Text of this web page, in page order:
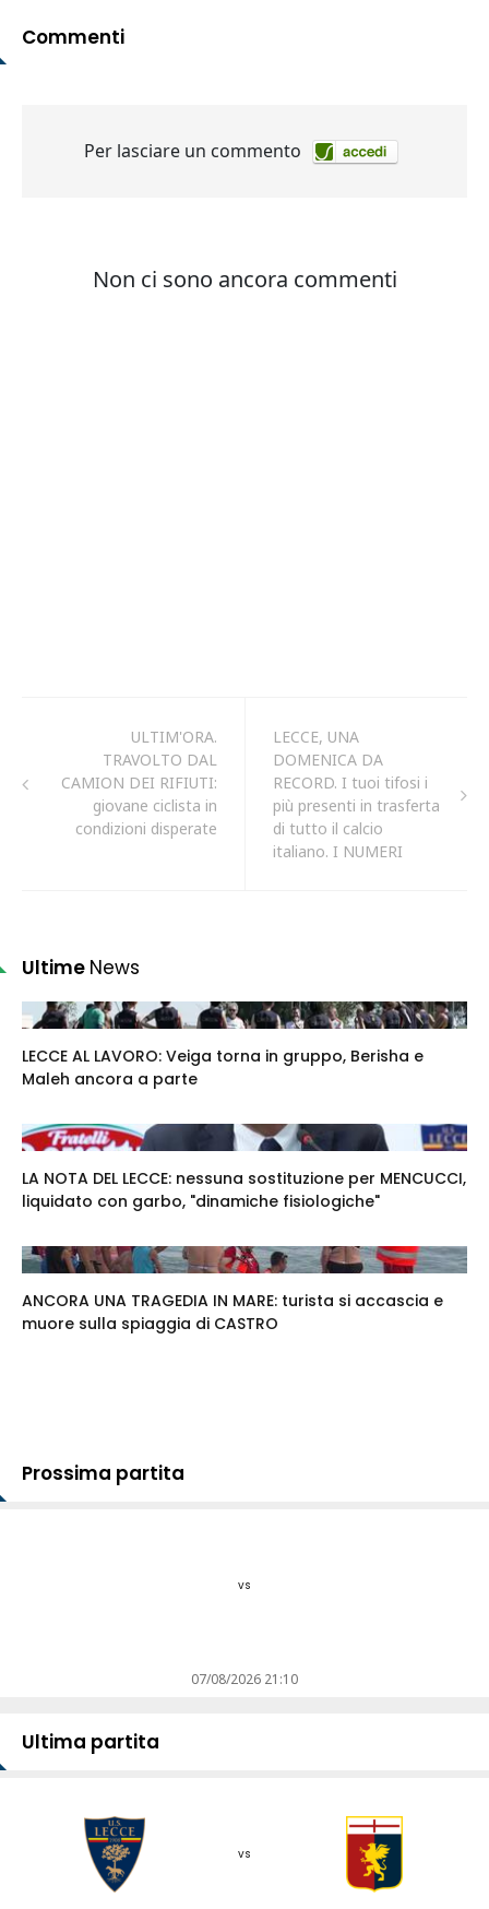
Commenti
ULTIM'ORA.
TRAVOLTO DAL
CAMION DEI RIFIUTI:
giovane ciclista in
condizioni disperate
LECCE, UNA
DOMENICA DA
RECORD. I tuoi tifosi i
più presenti in trasferta
di tutto il calcio
italiano. I NUMERI
Ultime News
LECCE AL LAVORO: Veiga torna in gruppo, Berisha e
Maleh ancora a parte
LA NOTA DEL LECCE: nessuna sostituzione per MENCUCCI,
liquidato con garbo, "dinamiche fisiologiche"
ANCORA UNA TRAGEDIA IN MARE: turista si accascia e
muore sulla spiaggia di CASTRO
Prossima partita
vs
07/08/2026 21:10
Ultima partita
vs